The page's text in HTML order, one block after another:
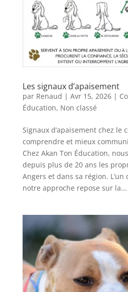
Les signaux d’apaisement
par Renaud | Avr 15, 2026|
Éducation, Non classé
Signaux d’apaisement chez le
comprendre et mieux
Chez Akan Ton Éducation,
depuis plus de 20 ans les
Angers et dans sa région.
notre approche repose sur la...